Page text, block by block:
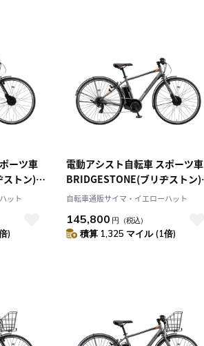
ーツ車
ストン)
インチ
ット
)
電動アシスト自転車 スポーツ車
BRIDGESTONE(ブリヂストン)
TB1e T.Xマットグレー 27インチ
自転車通販サイマ・イエローハット
145,800 円 （税込）
積算 1,325 マイル (1倍)